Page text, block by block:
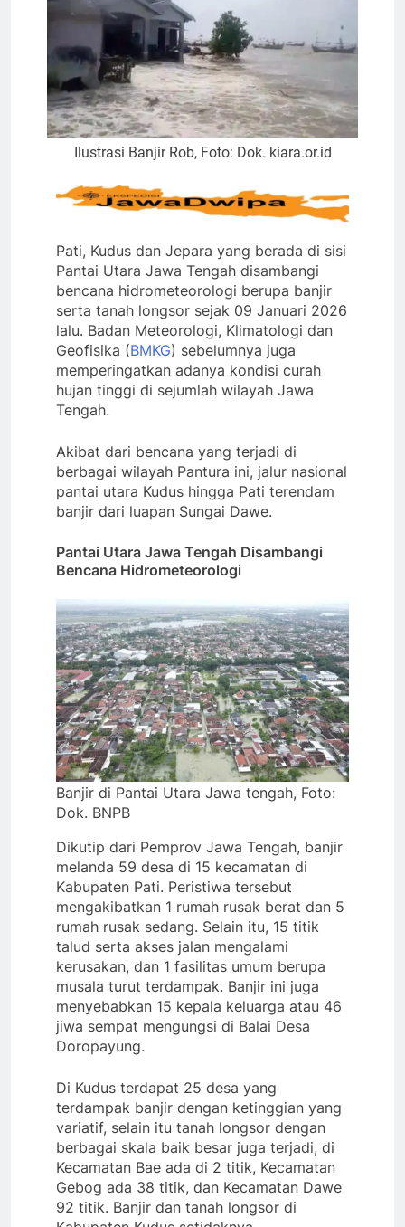
Ilustrasi Banjir Rob, Foto: Dok. kiara.or.id
Pati, Kudus dan Jepara yang berada di sisi
Pantai Utara Jawa Tengah disambangi
bencana hidrometeorologi berupa banjir
serta tanah longsor sejak 09 Januari 2026
lalu. Badan Meteorologi, Klimatologi dan
Geofisika (BMKG) sebelumnya juga
memperingatkan adanya kondisi curah
hujan tinggi di sejumlah wilayah Jawa
Tengah.
Akibat dari bencana yang terjadi di
berbagai wilayah Pantura ini, jalur nasional
pantai utara Kudus hingga Pati terendam
banjir dari luapan Sungai Dawe.
Pantai Utara Jawa Tengah Disambangi
Bencana Hidrometeorologi
Banjir di Pantai Utara Jawa tengah, Foto:
Dok. BNPB
Dikutip dari Pemprov Jawa Tengah, banjir
melanda 59 desa di 15 kecamatan di
Kabupaten Pati. Peristiwa tersebut
mengakibatkan 1 rumah rusak berat dan 5
rumah rusak sedang. Selain itu, 15 titik
talud serta akses jalan mengalami
kerusakan, dan 1 fasilitas umum berupa
musala turut terdampak. Banjir ini juga
menyebabkan 15 kepala keluarga atau 46
jiwa sempat mengungsi di Balai Desa
Doropayung.
Di Kudus terdapat 25 desa yang
terdampak banjir dengan ketinggian yang
variatif, selain itu tanah longsor dengan
berbagai skala baik besar juga terjadi, di
Kecamatan Bae ada di 2 titik, Kecamatan
Gebog ada 38 titik, dan Kecamatan Dawe
92 titik. Banjir dan tanah longsor di